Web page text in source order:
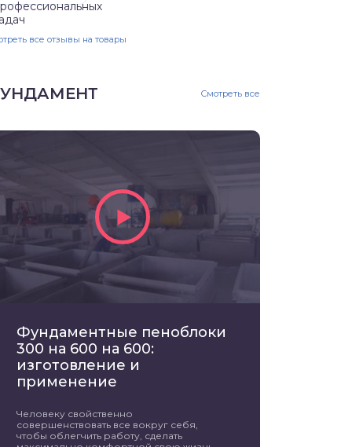
все отзывы на товары
Смотреть все
Фундаментные пеноблоки
300 на 600 на 600:
изготовление и
применение
Человеку свойственно
совершенствовать все вокруг себя,
чтобы облегчить работу, сделать